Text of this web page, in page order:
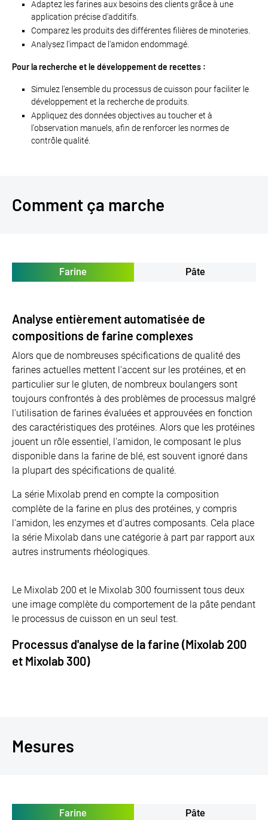
Adaptez les farines aux besoins des clients grâce à une
application précise d'additifs.
Comparez les produits des différentes filières de minoteries.
Analysez l'impact de l'amidon endommagé.
Pour la recherche et le développement de recettes :
Simulez l'ensemble du processus de cuisson pour faciliter le
développement et la recherche de produits.
Appliquez des données objectives au toucher et à
l'observation manuels, afin de renforcer les normes de
contrôle qualité.
Comment ça marche
Farine Pâte
Analyse entièrement automatisée de
compositions de farine complexes
Alors que de nombreuses spécifications de qualité des
farines actuelles mettent l'accent sur les protéines, et en
particulier sur le gluten, de nombreux boulangers sont
toujours confrontés à des problèmes de processus malgré
l'utilisation de farines évaluées et approuvées en fonction
des caractéristiques des protéines. Alors que les protéines
jouent un rôle essentiel, l'amidon, le composant le plus
disponible dans la farine de blé, est souvent ignoré dans
la plupart des spécifications de qualité.
La série Mixolab prend en compte la composition
complète de la farine en plus des protéines, y compris
l'amidon, les enzymes et d'autres composants. Cela place
la série Mixolab dans une catégorie à part par rapport aux
autres instruments rhéologiques.
Le Mixolab 200 et le Mixolab 300 fournissent tous deux
une image complète du comportement de la pâte pendant
le processus de cuisson en un seul test.
Processus d'analyse de la farine (Mixolab 200
et Mixolab 300)
Mesures
Farine Pâte